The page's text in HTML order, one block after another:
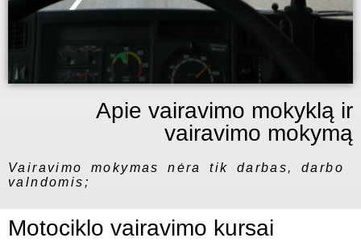
Apie vairavimo mokyklą ir
vairavimo mokymą
Vairavimo mokymas nėra tik darbas, darbo
valndomis;
Motociklo vairavimo kursai